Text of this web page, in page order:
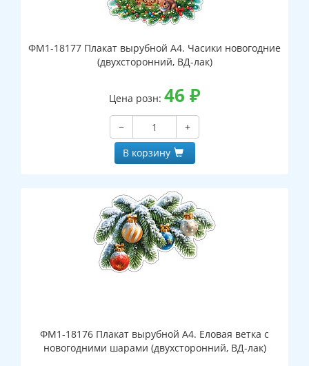
ФМ1-18177 Плакат вырубной А4. Часики новогодние
(двухсторонний, ВД-лак)
Цена розн: 46 ₽
−
+
В корзину
ФМ1-18176 Плакат вырубной А4. Еловая ветка с
новогодними шарами (двухсторонний, ВД-лак)